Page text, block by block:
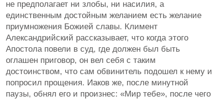
не предполагает ни злобы, ни насилия, а
единственным достойным желанием есть желание
приумножения Божией славы. Климент
Александрийский рассказывает, что когда этого
Апостола повели в суд, где должен был быть
оглашен приговор, он вел себя с таким
достоинством, что сам обвинитель подошел к нему и
попросил прощения. Иаков же, после минутной
паузы, обнял его и произнес: «Мир тебе», после чего